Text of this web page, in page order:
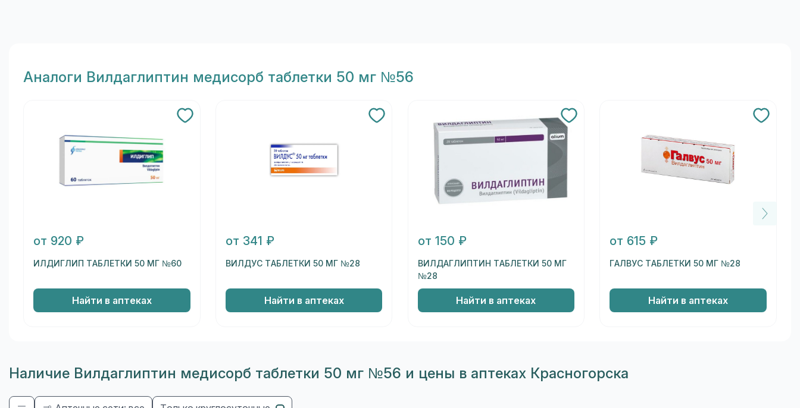
Aналоги Вилдаглиптин медисорб таблетки 50 мг №56
от 920 ₽
ИЛДИГЛИП ТАБЛЕТКИ 50 МГ №60
Найти в аптеках
от 341 ₽
ВИЛДУС ТАБЛЕТКИ 50 МГ №28
Найти в аптеках
от 150 ₽
ВИЛДАГЛИПТИН ТАБЛЕТКИ 50 МГ
№28
Найти в аптеках
от 615 ₽
ГАЛВУС ТАБЛЕТКИ 50 МГ №28
Найти в аптеках
Наличие Вилдаглиптин медисорб таблетки 50 мг №56 и цены в аптеках Красногорска